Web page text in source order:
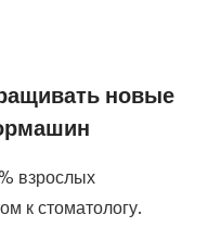
новые
взрослых
к стоматологу.